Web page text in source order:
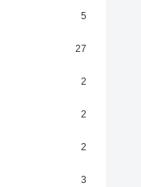
5
27
2
2
2
3